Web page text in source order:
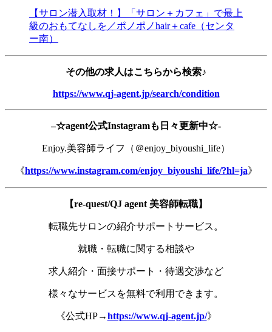
【サロン潜入取材！】「サロン＋カフェ」で最上
級のおもてなしを／ポノポノhair＋cafe（センタ
ー南）
その他の求人はこちらから検索♪
https://www.qj-agent.jp/search/condition
–☆agent公式Instagramも日々更新中☆-
Enjoy.美容師ライフ（＠enjoy_biyoushi_life）
《https://www.instagram.com/enjoy_biyoushi_life/?hl=ja》
【re-quest/QJ agent 美容師転職】
転職先サロンの紹介サポートサービス。
就職・転職に関する相談や
求人紹介・面接サポート・待遇交渉など
様々なサービスを無料で利用できます。
《公式HP→https://www.qj-agent.jp/》